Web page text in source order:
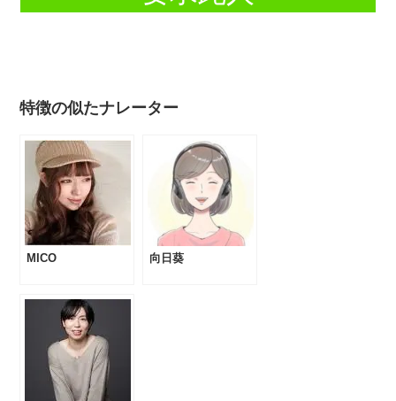
特徴の似たナレーター
MICO 向日葵